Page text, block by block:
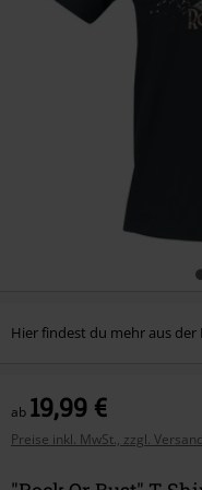
Hier findest du mehr aus der
ab 19,99 €
Preise inkl. MwSt., zzgl.